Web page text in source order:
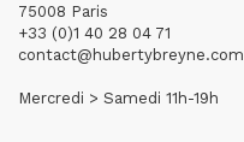
75008 Paris
+33 (0)1 40 28 04 71
contact@hubertybreyne.com
Mercredi > Samedi 11h-19h